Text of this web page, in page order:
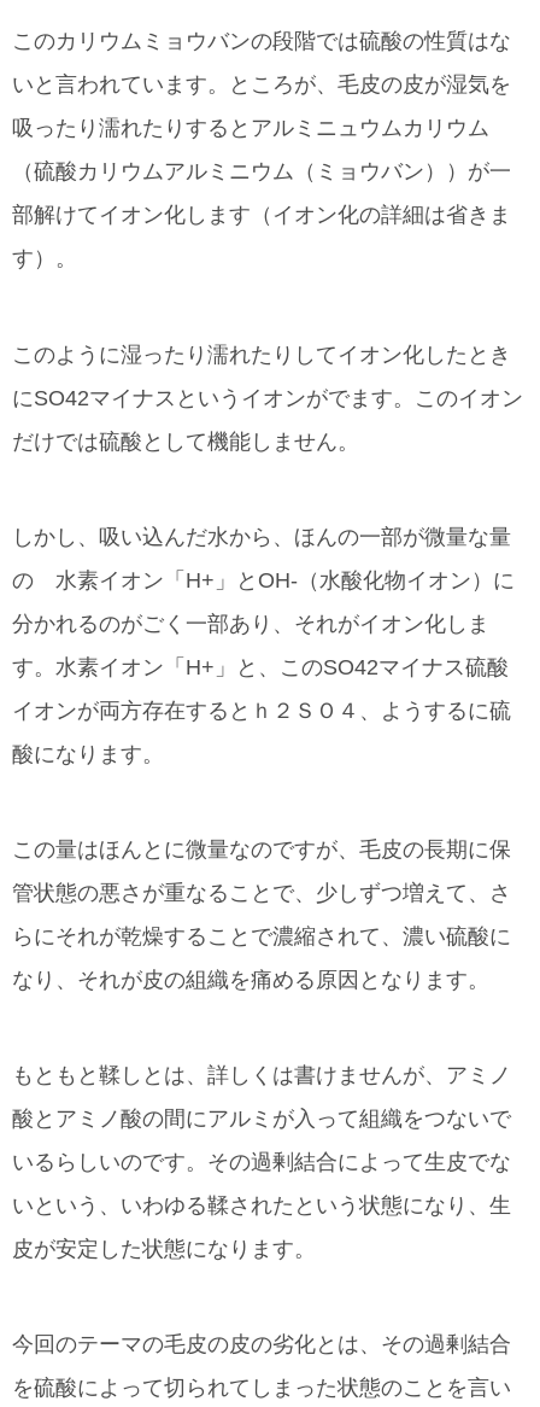
このカリウムミョウバンの段階では硫酸の性質はな
いと言われています。ところが、毛皮の皮が湿気を
吸ったり濡れたりするとアルミニュウムカリウム
（硫酸カリウムアルミニウム（ミョウバン））が一
部解けてイオン化します（イオン化の詳細は省きま
す）。
このように湿ったり濡れたりしてイオン化したとき
にSO42マイナスというイオンがでます。このイオン
だけでは硫酸として機能しません。
しかし、吸い込んだ水から、ほんの一部が微量な量
の 水素イオン「H+」とOH-（水酸化物イオン）に
分かれるのがごく一部あり、それがイオン化しま
す。水素イオン「H+」と、このSO42マイナス硫酸
イオンが両方存在するとｈ２ＳＯ４、ようするに硫
酸になります。
この量はほんとに微量なのですが、毛皮の長期に保
管状態の悪さが重なることで、少しずつ増えて、さ
らにそれが乾燥することで濃縮されて、濃い硫酸に
なり、それが皮の組織を痛める原因となります。
もともと鞣しとは、詳しくは書けませんが、アミノ
酸とアミノ酸の間にアルミが入って組織をつないで
いるらしいのです。その過剰結合によって生皮でな
いという、いわゆる鞣されたという状態になり、生
皮が安定した状態になります。
今回のテーマの毛皮の皮の劣化とは、その過剰結合
を硫酸によって切られてしまった状態のことを言い